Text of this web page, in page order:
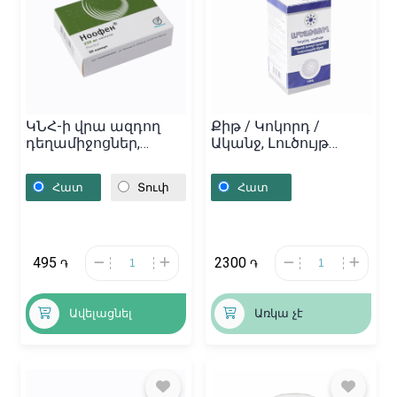
ԿՆՀ-ի վրա ազդող
դեղամիջոցներ,
«Ноофен» 250մգ,
Լատվիա
Հատ Տուփ
495 ֏
Ավելացնել
Քիթ / Կոկորդ /
Ականջ, Լուծույթ
Հայաստան
Հատ
2300 ֏
Առկա չէ